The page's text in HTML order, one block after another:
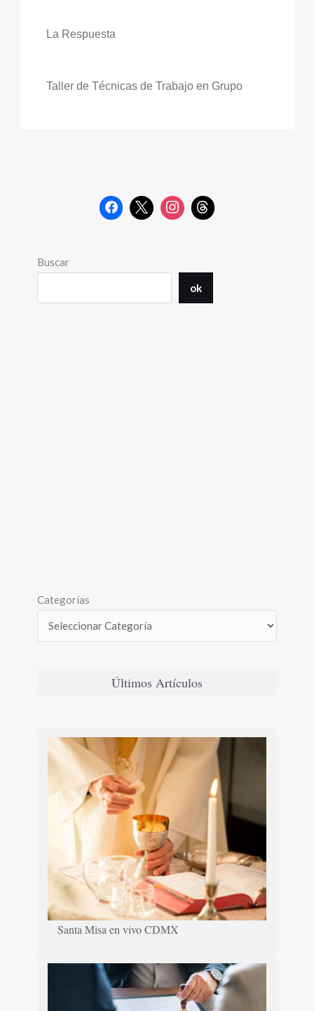
La Respuesta
Taller de Técnicas de Trabajo en Grupo
Buscar
ok
Categorías
Últimos Artículos
Santa Misa en vivo CDMX